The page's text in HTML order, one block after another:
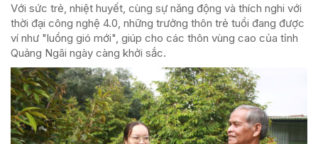
Với sức trẻ, nhiệt huyết, cùng sự năng động và thích nghi với
thời đại công nghệ 4.0, những trưởng thôn trẻ tuổi đang được
ví như "luồng gió mới", giúp cho các thôn vùng cao của tỉnh
Quảng Ngãi ngày càng khởi sắc.